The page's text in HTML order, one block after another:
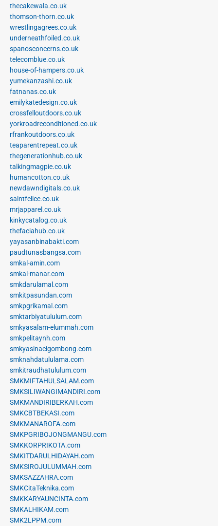
thecakewala.co.uk
thomson-thorn.co.uk
wrestlingagrees.co.uk
underneathfoiled.co.uk
spanosconcerns.co.uk
telecomblue.co.uk
house-of-hampers.co.uk
yumekanzashi.co.uk
fatnanas.co.uk
emilykatedesign.co.uk
crossfelloutdoors.co.uk
yorkroadreconditioned.co.uk
rfrankoutdoors.co.uk
teaparentrepeat.co.uk
thegenerationhub.co.uk
talkingmagpie.co.uk
humancotton.co.uk
newdawndigitals.co.uk
saintfelice.co.uk
mrjapparel.co.uk
kinkycatalog.co.uk
thefaciahub.co.uk
yayasanbinabakti.com
paudtunasbangsa.com
smkal-amin.com
smkal-manar.com
smkdarulamal.com
smkitpasundan.com
smkpgrikamal.com
smktarbiyatululum.com
smkyasalam-elummah.com
smkpelitaynh.com
smkyasinacigombong.com
smknahdatululama.com
smkitraudhatululum.com
SMKMIFTAHULSALAM.com
SMKSILIWANGIMANDIRI.com
SMKMANDIRIBERKAH.com
SMKCBTBEKASI.com
SMKMANAROFA.com
SMKPGRIBOJONGMANGU.com
SMKKORPRIKOTA.com
SMKITDARULHIDAYAH.com
SMKSIROJULUMMAH.com
SMKSAZZAHRA.com
SMKCitaTeknika.com
SMKKARYAUNCINTA.com
SMKALHIKAM.com
SMK2LPPM.com